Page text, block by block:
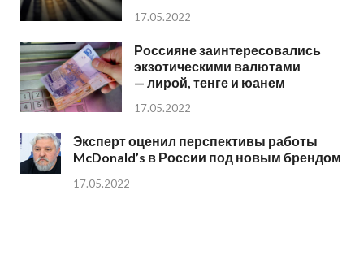
17.05.2022
Россияне заинтересовались
экзотическими валютами
— лирой, тенге и юанем
17.05.2022
Эксперт оценил перспективы работы
McDonald’s в России под новым брендом
17.05.2022